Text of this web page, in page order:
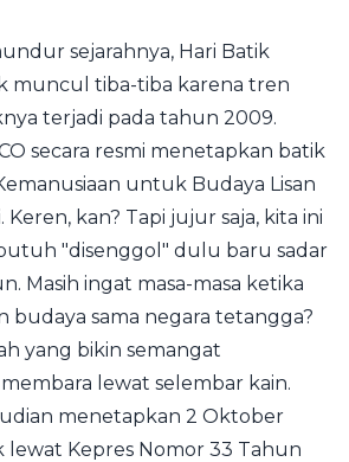
sejarahnya, Hari Batik
muncul tiba-tiba karena tren
terjadi pada tahun 2009.
secara resmi menetapkan batik
untuk Budaya Lisan
kan? Tapi jujur saja, kita ini
"disenggol" dulu baru sadar
Masih ingat masa-masa ketika
budaya sama negara tetangga?
yang bikin semangat
lewat selembar kain.
menetapkan 2 Oktober
lewat Kepres Nomor 33 Tahun